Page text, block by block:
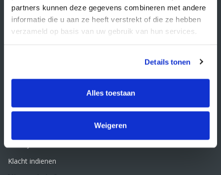
partners kunnen deze gegevens combineren met andere
informatie die u aan ze heeft verstrekt of die ze hebben
verzameld op basis van uw gebruik van hun services.
Details tonen
Alles toestaan
Weigeren
KvK nummer: 66384737
Retourbeleid
Klacht indienen